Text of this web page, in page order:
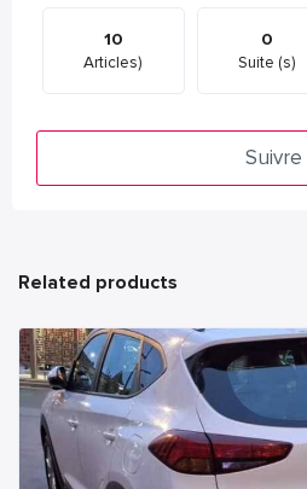
10
Articles)
0
Suite (s)
Suivre
Related products